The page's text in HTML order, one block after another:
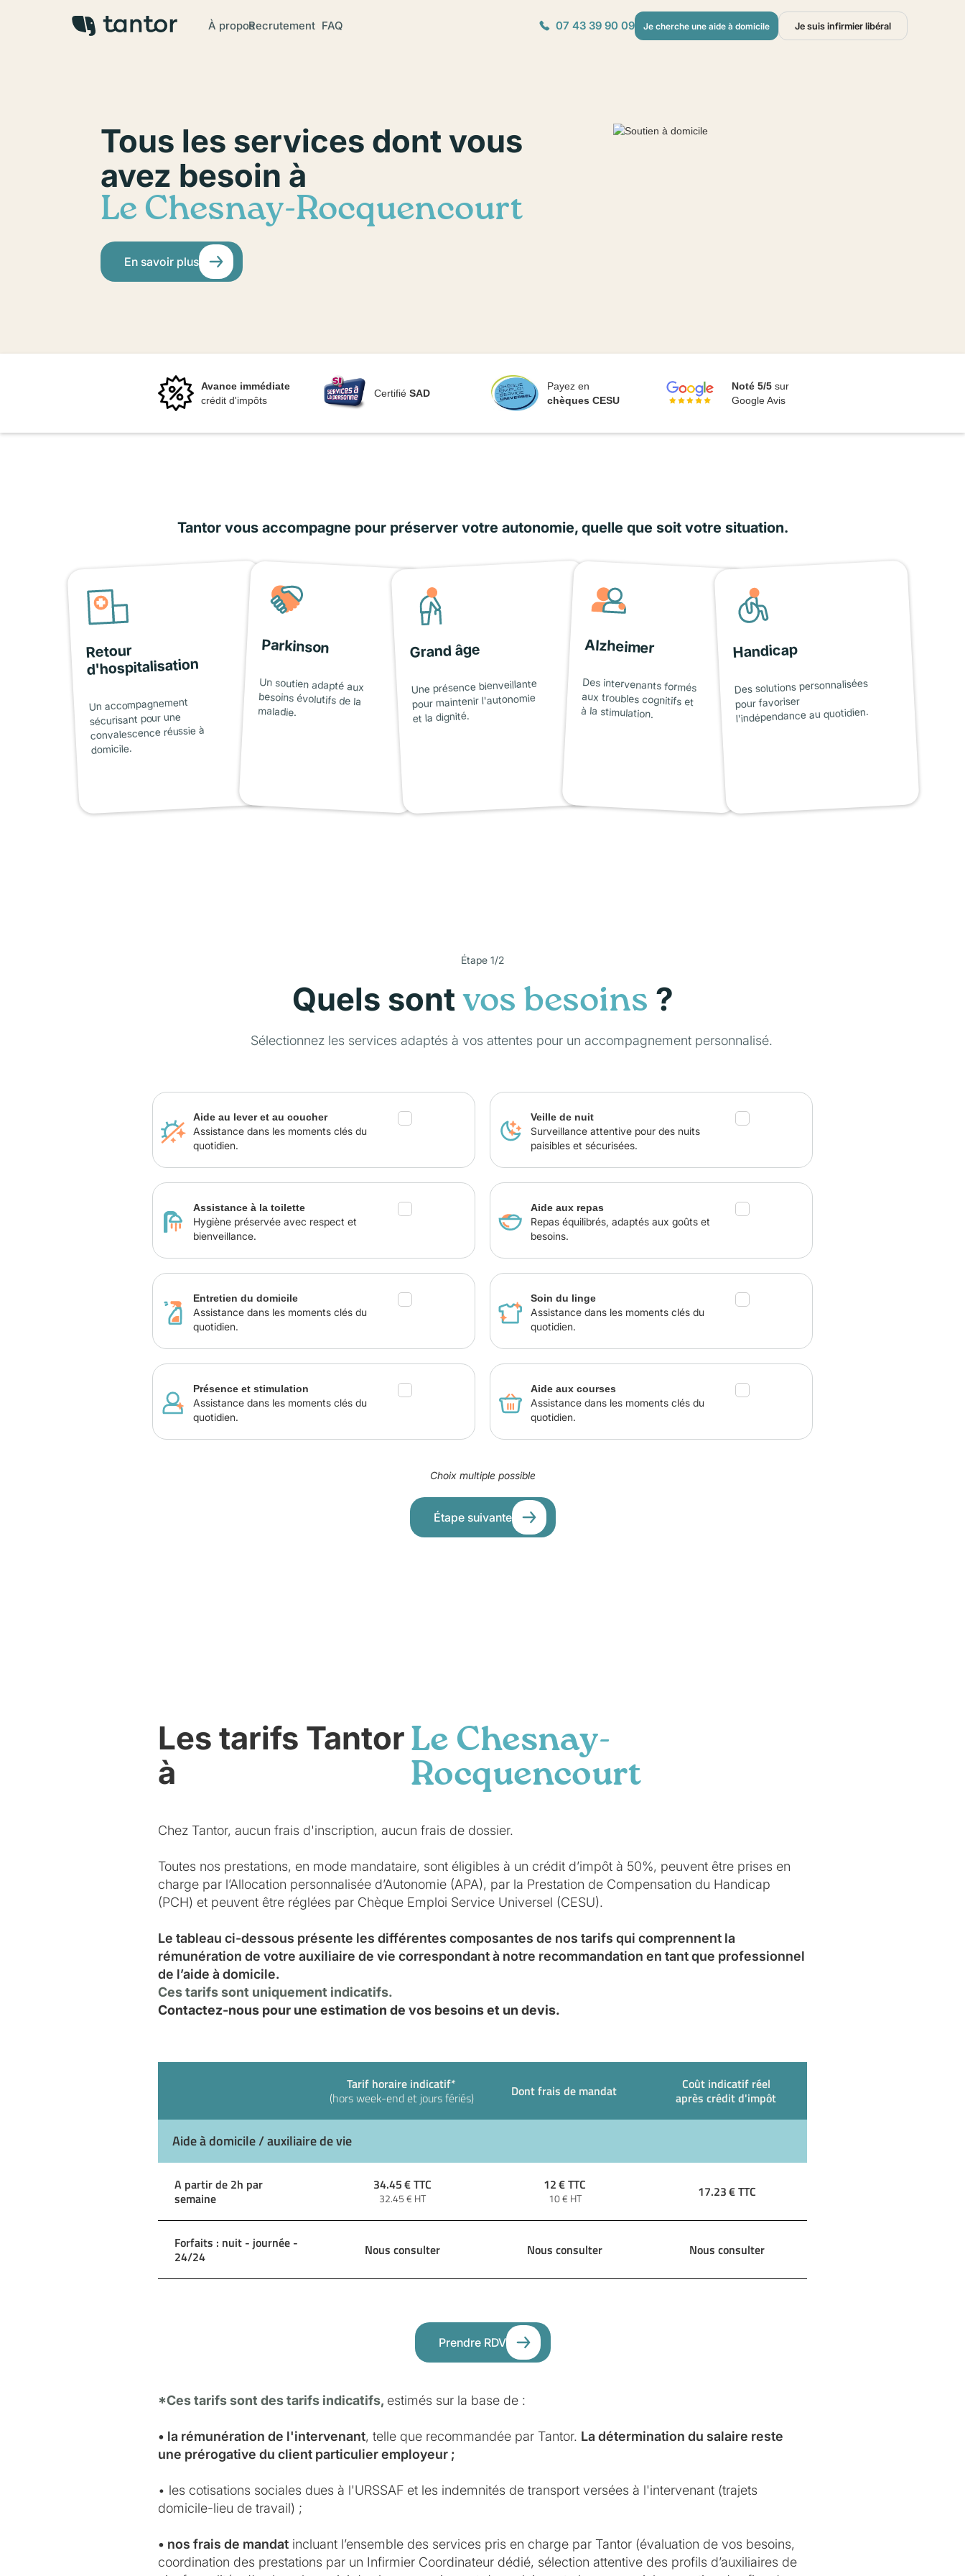
À proposRecrutement FAQ 07 43 39 90 09 Je cherche une aide à domicile Je suis infirmier libéral
Tous les services dont vous
avez besoin à
Le Chesnay-Rocquencourt
En savoir plus
Avance immédiate
crédit d'impôts
CertifiéSAD
Payez en
chèques CESU
Noté 5/5sur
Google Avis
Tantor vous accompagne pour préserver votre autonomie, quelle que soit votre situation.
Retour
d'hospitalisation
Un accompagnement
sécurisant pour une
convalescence réussie à
domicile.
Parkinson
Un soutien adapté aux
besoins évolutifs de la
maladie.
Grand âge
Une présence bienveillante
pour maintenir l'autonomie
et la dignité.
Alzheimer
Des intervenants formés
aux troubles cognitifs et
à la stimulation.
Handicap
Des solutions personnalisées
pour favoriser
l'indépendance au quotidien.
Étape 1/2
Quels sont vos besoins ?
Sélectionnez les services adaptés à vos attentes pour un accompagnement personnalisé.
Aide au lever et au coucher
Assistance dans les moments clés du
quotidien.
Veille de nuit
Surveillance attentive pour des nuits
paisibles et sécurisées.
Assistance à la toilette
Hygiène préservée avec respect et
bienveillance.
Aide aux repas
Repas équilibrés, adaptés aux goûts et
besoins.
Entretien du domicile
Assistance dans les moments clés du
quotidien.
Soin du linge
Assistance dans les moments clés du
quotidien.
Présence et stimulation
Assistance dans les moments clés du
quotidien.
Aide aux courses
Assistance dans les moments clés du
quotidien.
Choix multiple possible
Étape suivante
Les tarifs Tantor
à
Le Chesnay-
Rocquencourt
Chez Tantor, aucun frais d'inscription, aucun frais de dossier.
Toutes nos prestations, en mode mandataire, sont éligibles à un crédit d’impôt à 50%, peuvent être prises en
charge par l’Allocation personnalisée d’Autonomie (APA), par la Prestation de Compensation du Handicap
(PCH) et peuvent être réglées par Chèque Emploi Service Universel (CESU).
Le tableau ci-dessous présente les différentes composantes de nos tarifs qui comprennent la
rémunération de votre auxiliaire de vie correspondant à notre recommandation en tant que professionnel
de l’aide à domicile.
Ces tarifs sont uniquement indicatifs.
Contactez-nous pour une estimation de vos besoins et un devis.
Tarif horaire indicatif*
(hors week-end et jours fériés)
Dont frais de mandat
Coût indicatif réel
après crédit d'impôt
Aide à domicile / auxiliaire de vie
A partir de 2h par
semaine
34.45€ TTC
32.45€ HT
12€ TTC
10€ HT 17.23€ TTC
Forfaits : nuit - journée -
24/24
Nous consulter Nous consulter Nous consulter
Prendre RDV
*Ces tarifs sont des tarifs indicatifs, estimés sur la base de :
• la rémunération de l'intervenant, telle que recommandée par Tantor. La détermination du salaire reste
une prérogative du client particulier employeur ;
• les cotisations sociales dues à l'URSSAF et les indemnités de transport versées à l'intervenant (trajets
domicile-lieu de travail) ;
• nos frais de mandat incluant l’ensemble des services pris en charge par Tantor (évaluation de vos besoins,
coordination des prestations par un Infirmier Coordinateur dédié, sélection attentive des profils d’auxiliaires de